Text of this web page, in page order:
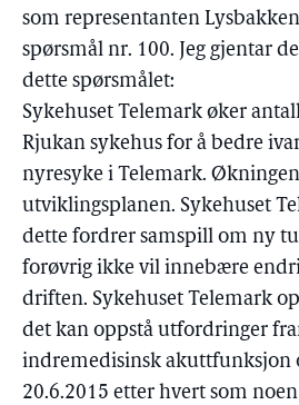
som representanten
spørsmål nr. 100. Jeg gjentar
dette spørsmålet:
Sykehuset Telemark øker
Rjukan sykehus for å bedre
nyresyke i Telemark.
utviklingsplanen. Sykehuset
dette fordrer samspill om ny
forøvrig ikke vil innebære
driften. Sykehuset Telemark
det kan oppstå utfordringer
indremedisinsk akuttfunksjon
20.6.2015 etter hvert som